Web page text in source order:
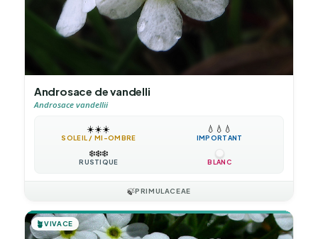
Androsace de vandelli
Androsace vandellii
☀️☀️☀️
SOLEIL / MI-OMBRE
💧 💧 💧
IMPORTANT
❄️❄️❄️
RUSTIQUE BLANC
🍃PRIMULACEAE
🪴VIVACE